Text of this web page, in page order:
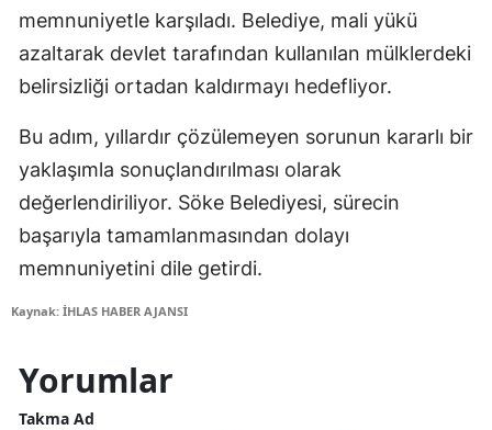
memnuniyetle karşıladı. Belediye, mali yükü
azaltarak devlet tarafından kullanılan mülklerdeki
belirsizliği ortadan kaldırmayı hedefliyor.
Bu adım, yıllardır çözülemeyen sorunun kararlı bir
yaklaşımla sonuçlandırılması olarak
değerlendiriliyor. Söke Belediyesi, sürecin
başarıyla tamamlanmasından dolayı
memnuniyetini dile getirdi.
Kaynak: İHLAS HABER AJANSI
Yorumlar
Takma Ad